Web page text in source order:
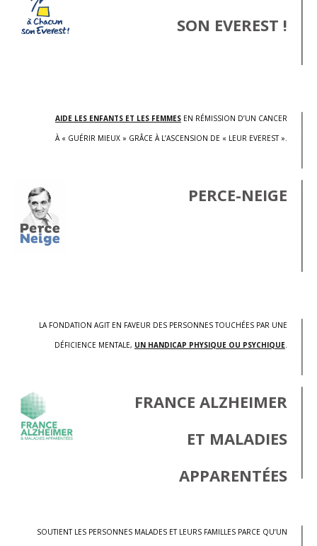
SON EVEREST !
AIDE LES ENFANTS ET LES FEMMES EN RÉMISSION D’UN CANCER
À « GUÉRIR MIEUX » GRÂCE À L’ASCENSION DE « LEUR EVEREST ».
PERCE-NEIGE
LA FONDATION AGIT EN FAVEUR DES PERSONNES TOUCHÉES PAR UNE
DÉFICIENCE MENTALE, UN HANDICAP PHYSIQUE OU PSYCHIQUE.
FRANCE ALZHEIMER
ET MALADIES
APPARENTÉES
SOUTIENT LES PERSONNES MALADES ET LEURS FAMILLES PARCE QU’UN